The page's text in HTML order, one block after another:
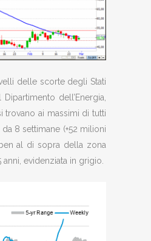
delle scorte degli Stati
dell’Energia,
trovano ai massimi di tutti
8 settimane (+52 milioni
al di sopra della zona
evidenziata in grigio.